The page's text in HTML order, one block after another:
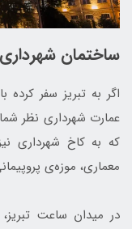
ساختمان شهرداری
اگر به تبریز سفر
عمارت شهرداری نظر
که به کاخ شهرداری
معماری، موزه‌ی
در میدان ساعت